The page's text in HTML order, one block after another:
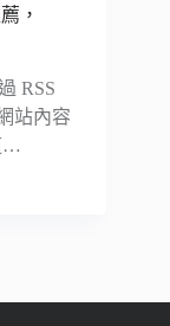
，
RSS
站內容
…